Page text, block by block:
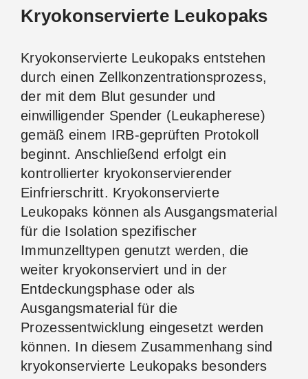
Kryokonservierte Leukopaks
Kryokonservierte Leukopaks entstehen
durch einen Zellkonzentrationsprozess,
der mit dem Blut gesunder und
einwilligender Spender (Leukapherese)
gemäß einem IRB-geprüften Protokoll
beginnt. Anschließend erfolgt ein
kontrollierter kryokonservierender
Einfrierschritt. Kryokonservierte
Leukopaks können als Ausgangsmaterial
für die Isolation spezifischer
Immunzelltypen genutzt werden, die
weiter kryokonserviert und in der
Entdeckungsphase oder als
Ausgangsmaterial für die
Prozessentwicklung eingesetzt werden
können. In diesem Zusammenhang sind
kryokonservierte Leukopaks besonders